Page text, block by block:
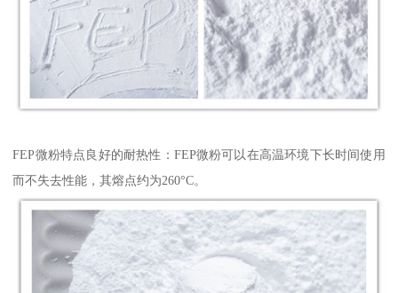
FEP微粉特点良好的耐热性：FEP微粉可以在高温环境下长时间使用
而不失去性能，其熔点约为260°C。